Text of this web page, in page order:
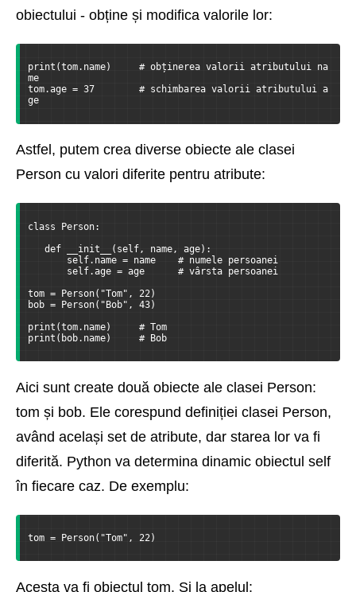
obiectului - obține și modifica valorile lor:
print(tom.name)     # obținerea valorii atributului na
me
tom.age = 37        # schimbarea valorii atributului a
ge
Astfel, putem crea diverse obiecte ale clasei
Person cu valori diferite pentru atribute:
class Person:
def __init__(self, name, age):
self.name = name    # numele persoanei
self.age = age      # vârsta persoanei
tom = Person("Tom", 22)
bob = Person("Bob", 43)
print(tom.name)     # Tom
print(bob.name)     # Bob
Aici sunt create două obiecte ale clasei Person:
tom și bob. Ele corespund definiției clasei Person,
având același set de atribute, dar starea lor va fi
diferită. Python va determina dinamic obiectul self
în fiecare caz. De exemplu:
tom = Person("Tom", 22)
Acesta va fi obiectul tom. Și la apelul: